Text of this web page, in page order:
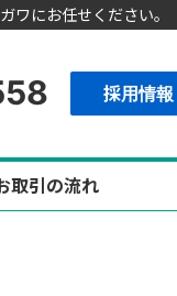
ワにお任せください。
採用情報
取引の流れ